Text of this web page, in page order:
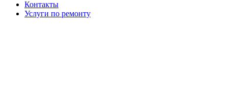
Контакты
Услуги по ремонту